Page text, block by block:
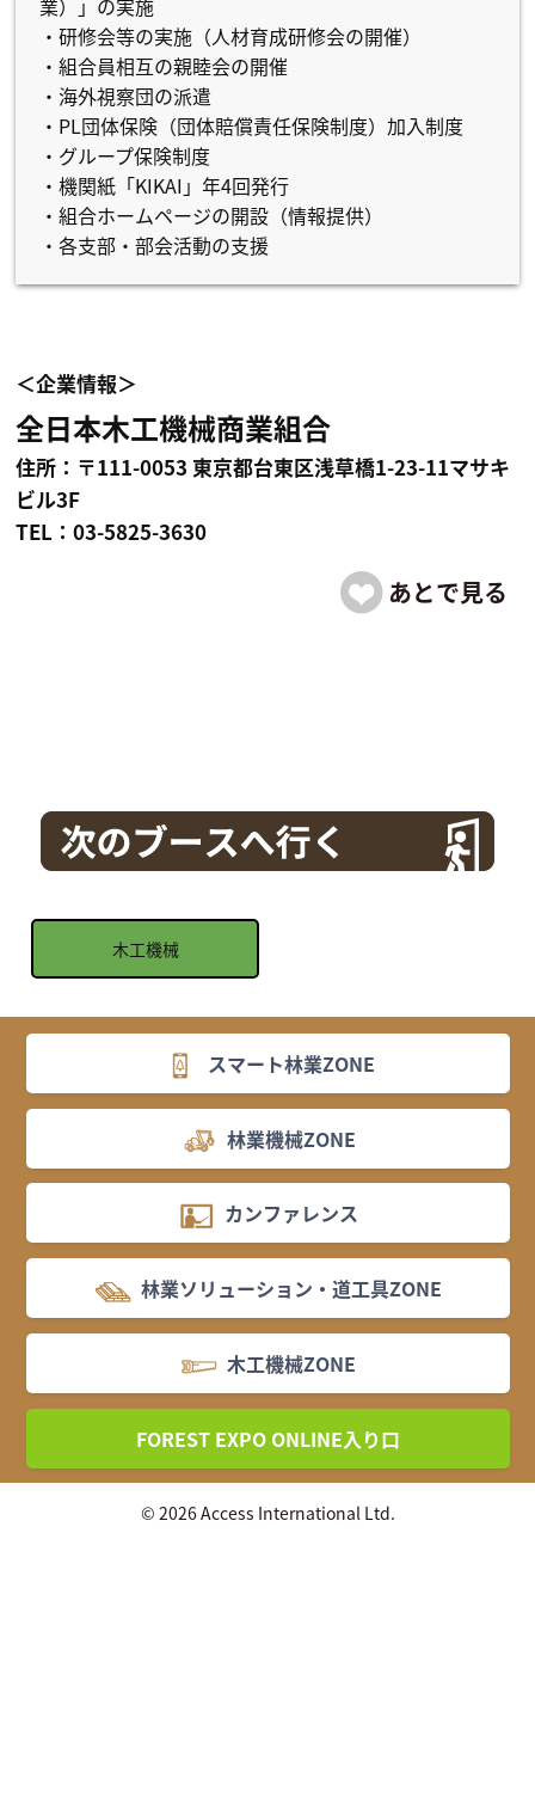
業）」の実施
・研修会等の実施（人材育成研修会の開催）
・組合員相互の親睦会の開催
・海外視察団の派遣
・PL団体保険（団体賠償責任保険制度）加入制度
・グループ保険制度
・機関紙「KIKAI」年4回発行
・組合ホームページの開設（情報提供）
・各支部・部会活動の支援
＜企業情報＞
全日本木工機械商業組合
住所：〒111-0053 東京都台東区浅草橋1-23-11マサキ
ビル3F
TEL：03-5825-3630
木工機械
スマート林業ZONE
林業機械ZONE
カンファレンス
林業ソリューション・道工具ZONE
木工機械ZONE
FOREST EXPO ONLINE入り口
© 2026 Access International Ltd.